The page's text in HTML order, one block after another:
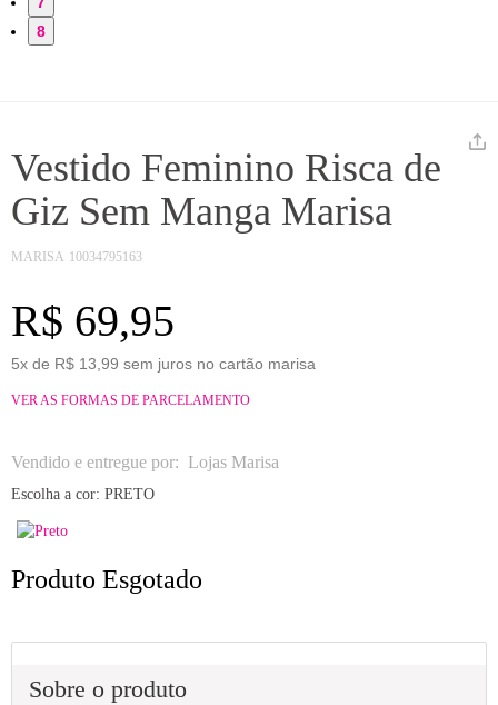
8
Vestido Feminino Risca de
Giz Sem Manga Marisa
MARISA 10034795163
R$ 69,95
5x de R$ 13,99 sem juros no cartão marisa
VER AS FORMAS DE PARCELAMENTO
Vendido e entregue por: Lojas Marisa
Escolha a cor: PRETO
Produto Esgotado
Sobre o produto